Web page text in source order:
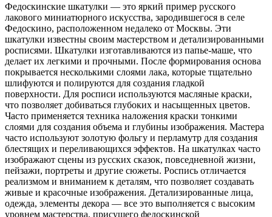
Федоскинские шкатулки — это яркий пример русского
лакового миниатюрного искусства, зародившегося в селе
Федоскино, расположенном недалеко от Москвы. Эти
шкатулки известны своим мастерством и детализированными
росписями. Шкатулки изготавливаются из папье-маше, что
делает их легкими и прочными. После формирования основа
покрывается несколькими слоями лака, которые тщательно
шлифуются и полируются для создания гладкой
поверхности. Для росписи используются масляные краски,
что позволяет добиваться глубоких и насыщенных цветов.
Часто применяется техника наложения краски тонкими
слоями для создания объема и глубины изображения. Мастера
часто используют золотую фольгу и перламутр для создания
блестящих и переливающихся эффектов. На шкатулках часто
изображают сцены из русских сказок, повседневной жизни,
пейзажи, портреты и другие сюжеты. Роспись отличается
реализмом и вниманием к деталям, что позволяет создавать
живые и красочные изображения. Детализированные лица,
одежда, элементы декора — все это выполняется с высоким
уровнем мастерства, присущего федоскинской